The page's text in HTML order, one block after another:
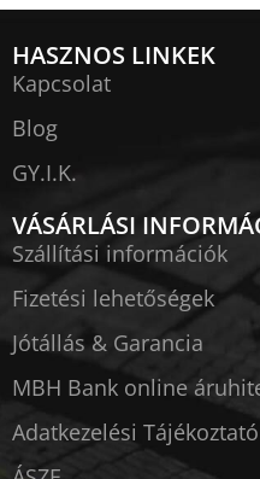
HASZNOS LINKEK
Kapcsolat
Blog
GY.I.K.
VÁSÁRLÁSI
Szállítási információk
Fizetési lehetőségek
Jótállás & Garancia
MBH Bank online
Adatkezelési Tájékoztató